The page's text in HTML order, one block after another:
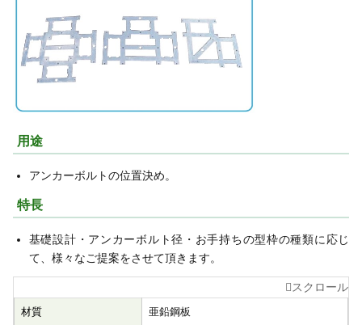
用途
アンカーボルトの位置決め。
特長
基礎設計・アンカーボルト径・お手持ちの型枠の種類に応じ
て、様々なご提案をさせて頂きます。
材質 亜鉛鋼板